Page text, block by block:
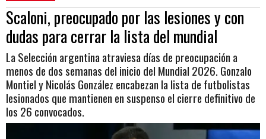
Scaloni, preocupado por las lesiones y con
dudas para cerrar la lista del mundial
La Selección argentina atraviesa días de preocupación a
menos de dos semanas del inicio del Mundial 2026. Gonzalo
Montiel y Nicolás González encabezan la lista de futbolistas
lesionados que mantienen en suspenso el cierre definitivo de
los 26 convocados.